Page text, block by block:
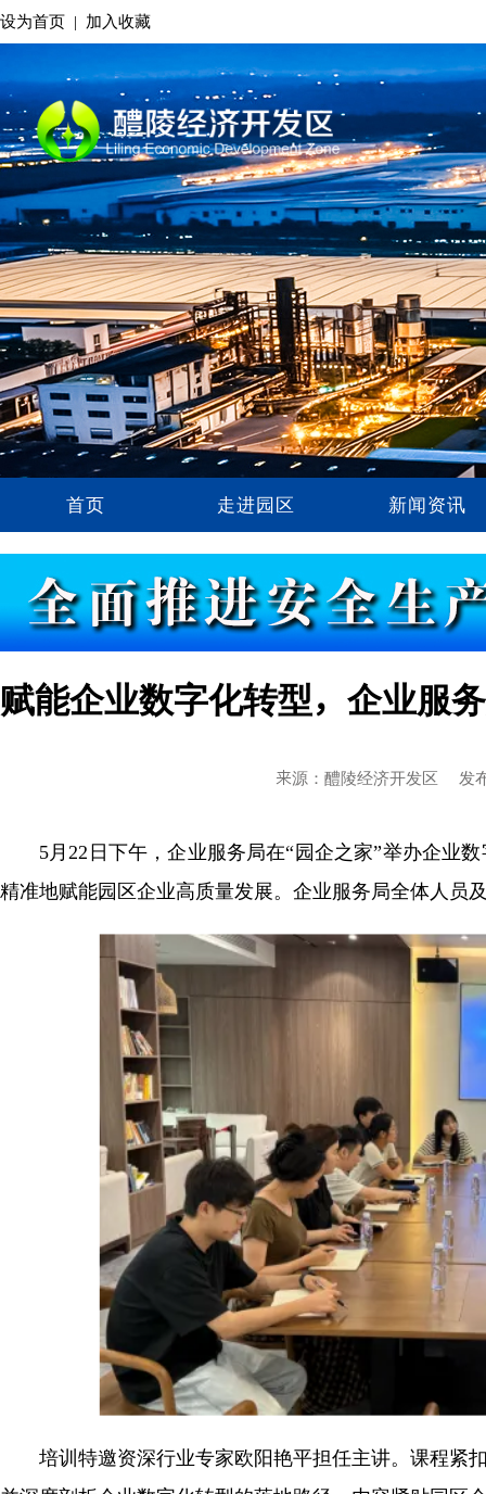
设为首页 | 加入收藏
首页 走进园区 新闻资讯
赋能企业数字化转型，企业服
来源：醴陵经济开发区 发
5月22日下午，企业服务局在“园企之家”举办企业
精准地赋能园区企业高质量发展。企业服务局全体人员
培训特邀资深行业专家欧阳艳平担任主讲。课程紧